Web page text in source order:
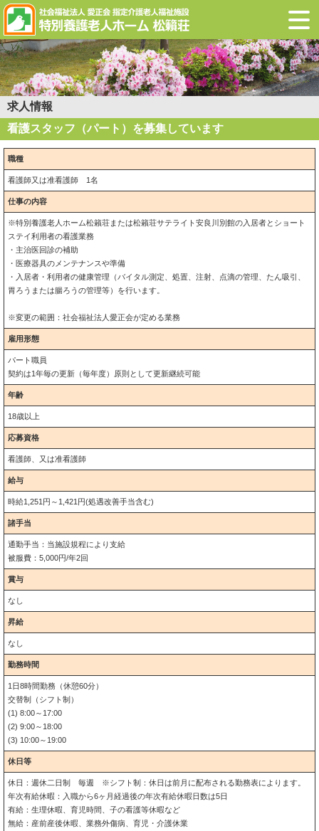
求人情報
看護スタッフ（パート）を募集しています
職種
看護師又は准看護師 1名
仕事の内容
※特別養護老人ホーム松籟荘または松籟荘サテライト安良川別館の入居者とショート
ステイ利用者の看護業務
・主治医回診の補助
・医療器具のメンテナンスや準備
・入居者・利用者の健康管理（バイタル測定、処置、注射、点滴の管理、たん吸引、
胃ろうまたは腸ろうの管理等）を行います。
※変更の範囲：社会福祉法人愛正会が定める業務
雇用形態
パート職員
契約は1年毎の更新（毎年度）原則として更新継続可能
年齢
18歳以上
応募資格
看護師、又は准看護師
給与
時給1,251円～1,421円(処遇改善手当含む)
諸手当
通勤手当：当施設規程により支給
被服費：5,000円/年2回
賞与
なし
昇給
なし
勤務時間
1日8時間勤務（休憩60分）
交替制（シフト制）
(1) 8:00～17:00
(2) 9:00～18:00
(3) 10:00～19:00
休日等
休日：週休二日制 毎週 ※シフト制：休日は前月に配布される勤務表によります。
年次有給休暇：入職から6ヶ月経過後の年次有給休暇日数は5日
有給：生理休暇、育児時間、子の看護等休暇など
無給：産前産後休暇、業務外傷病、育児・介護休業